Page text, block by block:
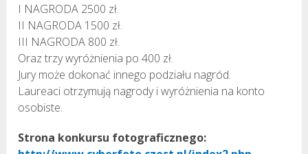
I NAGRODA 2500 zł.
II NAGRODA 1500 zł.
III NAGRODA 800 zł.
Oraz trzy wyróżnienia po 400 zł.
Jury może dokonać innego podziału nagród.
Laureaci otrzymują nagrody i wyróżnienia na konto
osobiste.
Strona konkursu fotograficznego: